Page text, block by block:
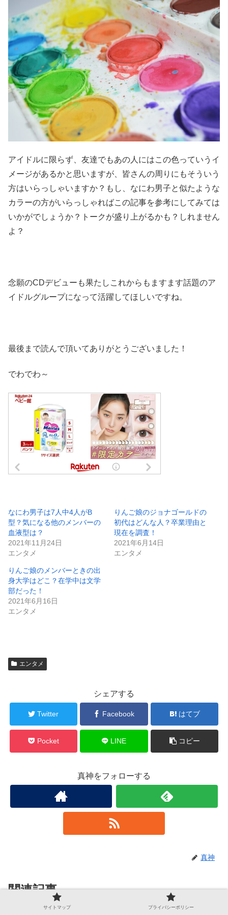
アイドルに限らず、友達でもあの人にはこの色っていうイ
メージがあるかと思いますが、皆さんの周りにもそういう
方はいらっしゃいますか？もし、なにわ男子と似たような
カラーの方がいらっしゃればこの記事を参考にしてみては
いかがでしょうか？トークが盛り上がるかも？しれません
よ？
念願のCDデビューも果たしこれからもますます話題のア
イドルグループになって活躍してほしいですね。
最後まで読んで頂いてありがとうございました！
でわでわ～
なにわ男子は7人中4人がB
型？気になる他のメンバーの
血液型は？
2021年11月24日
エンタメ
りんご娘のジョナゴールドの
初代はどんな人？卒業理由と
現在を調査！
2021年6月14日
エンタメ
りんご娘のメンバーときの出
身大学はどこ？在学中は文学
部だった！
2021年6月16日
エンタメ
エンタメ
シェアする
Twitter Facebook はてブ
Pocket LINE コピー
真神をフォローする
真神
関連記事
サイトマップ プライバシーポリシー